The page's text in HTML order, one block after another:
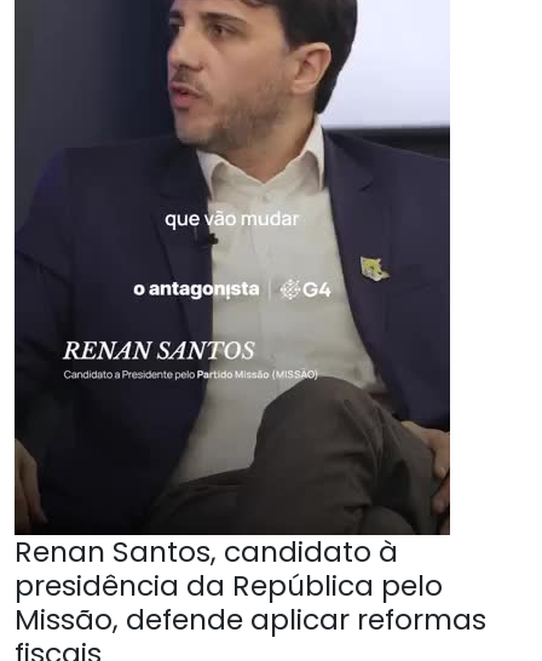
Renan Santos, candidato à
presidência da República pelo
Missão, defende aplicar reformas
fiscais